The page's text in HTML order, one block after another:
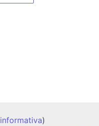
informativa)